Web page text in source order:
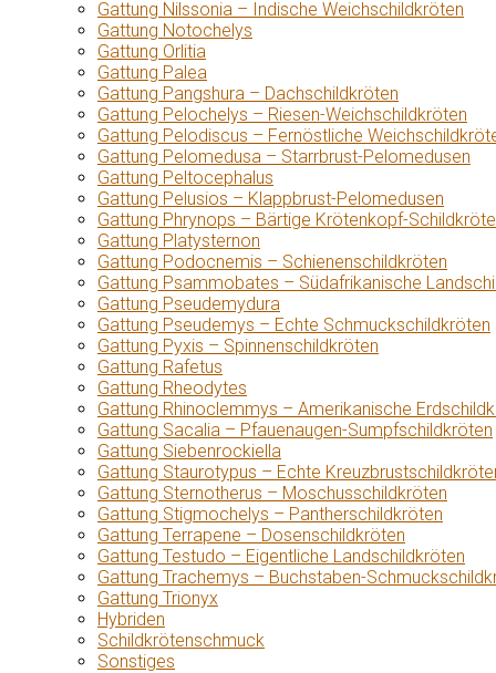
Gattung Nilssonia – Indische Weichschildkröten
Gattung Notochelys
Gattung Orlitia
Gattung Palea
Gattung Pangshura – Dachschildkröten
Gattung Pelochelys – Riesen-Weichschildkröten
Gattung Pelodiscus – Fernöstliche
Gattung Pelomedusa – Starrbrust-Pelomedusen
Gattung Peltocephalus
Gattung Pelusios – Klappbrust-Pelomedusen
Gattung Phrynops – Bärtige Krötenkopf-
Gattung Platysternon
Gattung Podocnemis – Schienenschildkröten
Gattung Psammobates – Südafrikanische
Gattung Pseudemydura
Gattung Pseudemys – Echte Schmuckschildkröten
Gattung Pyxis – Spinnenschildkröten
Gattung Rafetus
Gattung Rheodytes
Gattung Rhinoclemmys – Amerikanische
Gattung Sacalia – Pfauenaugen-Sumpfschildkröten
Gattung Siebenrockiella
Gattung Staurotypus – Echte
Gattung Sternotherus – Moschusschildkröten
Gattung Stigmochelys – Pantherschildkröten
Gattung Terrapene – Dosenschildkröten
Gattung Testudo – Eigentliche Landschildkröten
Gattung Trachemys – Buchstaben-
Gattung Trionyx
Hybriden
Schildkrötenschmuck
Sonstiges